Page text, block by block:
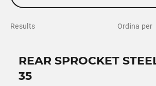
Results Ordina per
REAR SPROCKET
35